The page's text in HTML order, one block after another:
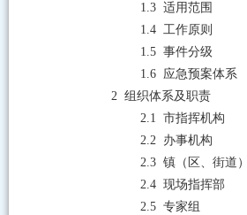
1.3 适用范围
1.4 工作原则
1.5 事件分级
1.6 应急预案体系
2 组织体系及职责
2.1 市指挥机构
2.2 办事机构
2.3 镇（区、街道
2.4 现场指挥部
2.5 专家组